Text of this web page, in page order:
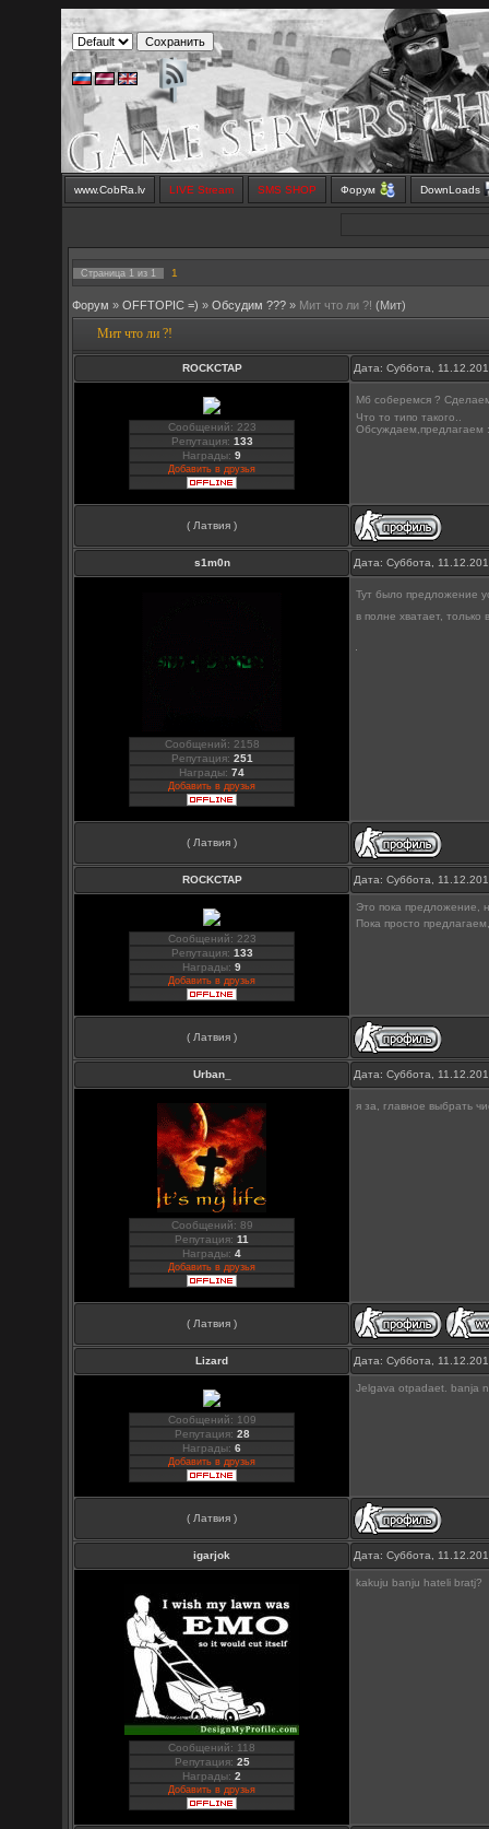
www.CobRa.lv LIVE Stream SMS SHOP Форум DownLoads
Страница 1 из 1 1
Форум » OFFTOPIC =) » Обсудим ??? » Мит что ли ?! (Мит)
Мит что ли ?!
ROCKCTAP Дата: Суббота,
Сообщений: 223
Репутация: 133
Награды:9
Добавить в друзья
Мб соберемся ?
Что то типо такого..
Обсуждаем,предлагаем
( Латвия )
s1m0n Дата: Суббота,
Сообщений: 2158
Репутация: 251
Награды:74
Добавить в друзья
Тут было предложение
в полне хватает,
( Латвия )
ROCKCTAP Дата: Суббота,
Сообщений: 223
Репутация: 133
Награды:9
Добавить в друзья
Это пока предложение,
Пока просто
( Латвия )
Urban_ Дата: Суббота,
Сообщений: 89
Репутация:11
Награды:4
Добавить в друзья
я за, главное выбрать
( Латвия )
Lizard Дата: Суббота,
Сообщений: 109
Репутация: 28
Награды:6
Добавить в друзья
Jelgava otpadaet. banja
( Латвия )
igarjok Дата: Суббота,
Сообщений: 118
Репутация: 25
Награды:2
Добавить в друзья
kakuju banju hateli bratj?